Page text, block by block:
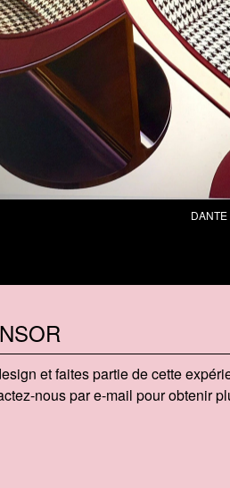
et faites partie de cette
nous par e-mail pour obtenir